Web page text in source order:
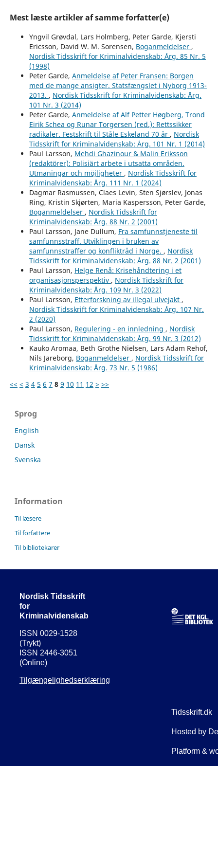
Mest læste artikler af samme forfatter(e)
Yngvil Grøvdal, Lars Holmberg, Peter Garde, Kjersti
Ericsson, David W. M. Sorensen, Boganmeldelser ,
Nordisk Tidsskrift for Kriminalvidenskab: Årg. 85 Nr. 5
(1998)
Peter Garde, Anmeldelse af Peter Fransen: Borgen
med de mange ansigter. Statsfængslet i Nyborg 1913-
2013. , Nordisk Tidsskrift for Kriminalvidenskab: Årg.
101 Nr. 3 (2014)
Peter Garde, Anmeldelse af Alf Petter Høgberg, Trond
Eirik Schea og Runar Torgersen (red.): Rettssikker
radikaler. Festskrift til Ståle Eskeland 70 år , Nordisk
Tidsskrift for Kriminalvidenskab: Årg. 101 Nr. 1 (2014)
Paul Larsson, Mehdi Ghazinour & Malin Eriksson
(redaktörer): Polisiärt arbete i utsatta områden.
Utmaningar och möjligheter , Nordisk Tidsskrift for
Kriminalvidenskab: Årg. 111 Nr. 1 (2024)
Dagmar Rasmussen, Claes Levin, Sten Sjørslev, Jonas
Ring, Kristin Skjørten, Maria Kaspersson, Peter Garde,
Boganmeldelser , Nordisk Tidsskrift for
Kriminalvidenskab: Årg. 88 Nr. 2 (2001)
Paul Larsson, Jane Dullum, Fra samfunnstjeneste til
samfunnsstraff. Utviklingen i bruken av
samfunnsstraffer og konfliktråd i Norge. , Nordisk
Tidsskrift for Kriminalvidenskab: Årg. 88 Nr. 2 (2001)
Paul Larsson, Helge Renå: Krisehåndtering i et
organisasjonsperspektiv , Nordisk Tidsskrift for
Kriminalvidenskab: Årg. 109 Nr. 3 (2022)
Paul Larsson, Etterforskning av illegal ulvejakt ,
Nordisk Tidsskrift for Kriminalvidenskab: Årg. 107 Nr.
2 (2020)
Paul Larsson, Regulering - en innledning , Nordisk
Tidsskrift for Kriminalvidenskab: Årg. 99 Nr. 3 (2012)
Kauko Aromaa, Beth Grothe Nielsen, Lars Adam Rehof,
Nils Jareborg, Boganmeldelser , Nordisk Tidsskrift for
Kriminalvidenskab: Årg. 73 Nr. 5 (1986)
<< < 3 4 5 6 7 8 9 10 11 12 > >>
Sprog
English
Dansk
Svenska
Information
Til læsere
Til forfattere
Til bibliotekarer
Nordisk Tidsskrift
for
Kriminalvidenskab
ISSN 0029-1528
(Trykt)
ISSN 2446-3051
(Online)
Tilgængelighedserklæring